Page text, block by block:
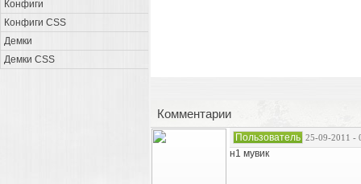
Конфиги
Конфиги CSS
Демки
Демки CSS
Комментарии
Пользователь 25-09-2011 -
н1 мувик